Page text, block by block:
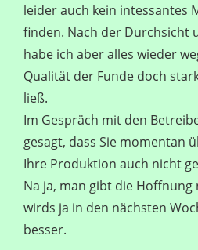
leider auch kein intessantes
finden. Nach der Durchsicht
habe ich aber alles wieder
Qualität der Funde doch
ließ.
Im Gespräch mit den
gesagt, dass Sie momentan
Ihre Produktion auch nicht
Na ja, man gibt die Hoffnung
wirds ja in den nächsten
besser.